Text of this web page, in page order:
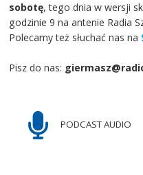
sobotę, tego dnia w wersji
godzinie 9 na antenie Radia
Polecamy też słuchać nas na
Pisz do nas:
PODCAST AUDIO